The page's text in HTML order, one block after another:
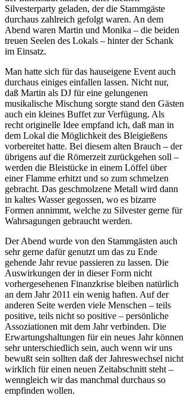
Silvesterparty geladen, der die Stammgäste
durchaus zahlreich gefolgt waren. An dem
Abend waren Martin und Monika – die beiden
treuen Seelen des Lokals – hinter der Schank
im Einsatz.
Man hatte sich für das hauseigene Event auch
durchaus einiges einfallen lassen. Nicht nur,
daß Martin als DJ für eine gelungenen
musikalische Mischung sorgte stand den Gästen
auch ein kleines Buffet zur Verfügung. Als
recht originelle Idee empfand ich, daß man in
dem Lokal die Möglichkeit des Bleigießens
vorbereitet hatte. Bei diesem alten Brauch – der
übrigens auf die Römerzeit zurückgehen soll –
werden die Bleistücke in einem Löffel über
einer Flamme erhitzt und so zum schmelzen
gebracht. Das geschmolzene Metall wird dann
in kaltes Wasser gegossen, wo es bizarre
Formen annimmt, welche zu Silvester gerne für
Wahrsagungen gebraucht werden.
Der Abend wurde von den Stammgästen auch
sehr gerne dafür genutzt um das zu Ende
gehende Jahr revue passieren zu lassen. Die
Auswirkungen der in dieser Form nicht
vorhergesehenen Finanzkrise bleiben natürlich
an dem Jahr 2011 ein wenig haften. Auf der
anderen Seite werden viele Menschen – teils
positive, teils nicht so positive – persönliche
Assoziationen mit dem Jahr verbinden. Die
Erwartungshaltungen für ein neues Jahr können
sehr unterschiedlich sein, auch wenn wir uns
bewußt sein sollten daß der Jahreswechsel nicht
wirklich für einen neuen Zeitabschnitt steht –
wenngleich wir das manchmal durchaus so
empfinden wollen.